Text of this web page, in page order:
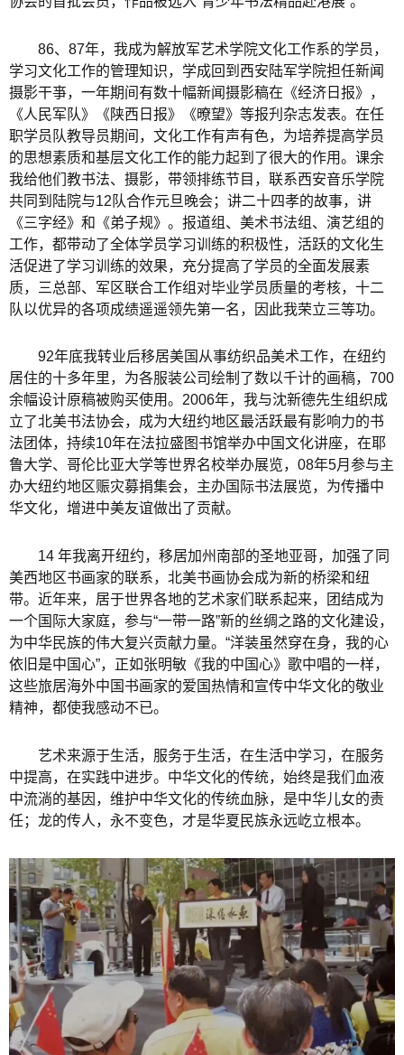
86、87年，我成为解放军艺术学院文化工作系的学员，
学习文化工作的管理知识，学成回到西安陆军学院担任新闻
摄影干亊，一年期间有数十幅新闻摄影稿在《经济日报》，
《人民军队》《陕西日报》《暸望》等报刋杂志发表。在任
职学员队教导员期间，文化工作有声有色，为培养提高学员
的思想素质和基层文化工作的能力起到了很大的作用。课余
我给他们教书法、摄影，带领排练节目，联系西安音乐学院
共同到陆院与12队合作元旦晚会；讲二十四孝的故事，讲
《三字经》和《弟子规》。报道组、美术书法组、演艺组的
工作，都带动了全体学员学习训练的积极性，活跃的文化生
活促进了学习训练的效果，充分提高了学员的全面发展素
质，三总部、军区联合工作组对毕业学员质量的考核，十二
队以优异的各项成绩遥遥领先第一名，因此我荣立三等功。
92年底我转业后移居美国从事纺织品美术工作，在纽约
居住的十多年里，为各服装公司绘制了数以千计的画稿，700
余幅设计原稿被购买使用。2006年，我与沈新德先生组织成
立了北美书法协会，成为大纽约地区最活跃最有影响力的书
法团体，持续10年在法拉盛图书馆举办中国文化讲座，在耶
鲁大学、哥伦比亚大学等世界名校举办展览，08年5月参与主
办大纽约地区赈灾募捐集会，主办国际书法展览，为传播中
华文化，增进中美友谊做出了贡献。
14 年我离开纽约，移居加州南部的圣地亚哥，加强了同
美西地区书画家的联系，北美书画协会成为新的桥梁和纽
带。近年来，居于世界各地的艺术家们联系起来，团结成为
一个国际大家庭，参与“一带一路”新的丝绸之路的文化建设，
为中华民族的伟大复兴贡献力量。“洋装虽然穿在身，我的心
依旧是中国心”，正如张明敏《我的中国心》歌中唱的一样，
这些旅居海外中国书画家的爱国热情和宣传中华文化的敬业
精神，都使我感动不已。
艺术来源于生活，服务于生活，在生活中学习，在服务
中提高，在实践中进步。中华文化的传统，始终是我们血液
中流淌的基因，维护中华文化的传统血脉，是中华儿女的责
任；龙的传人，永不变色，才是华夏民族永远屹立根本。